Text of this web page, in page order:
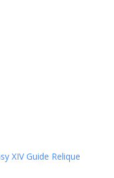
XIV Guide Relique